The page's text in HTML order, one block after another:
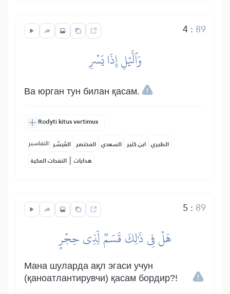
4: 89
وَٱلَّيۡلِ إِذَا يَسۡرِ
Ва юрган тун билан қасам.
Rodyti kitus vertimus
التفاسير: المُيسَّر المختصر السعدي ابن كثير الطبري
النفحات المكية | هدايات
5 : 89
هَلۡ فِي ذَٰلِكَ قَسَمٞ لِّذِي حِجۡرٍ
Мана шуларда ақл эгаси учун
(қаноатлантирувчи) қасам бордир?!